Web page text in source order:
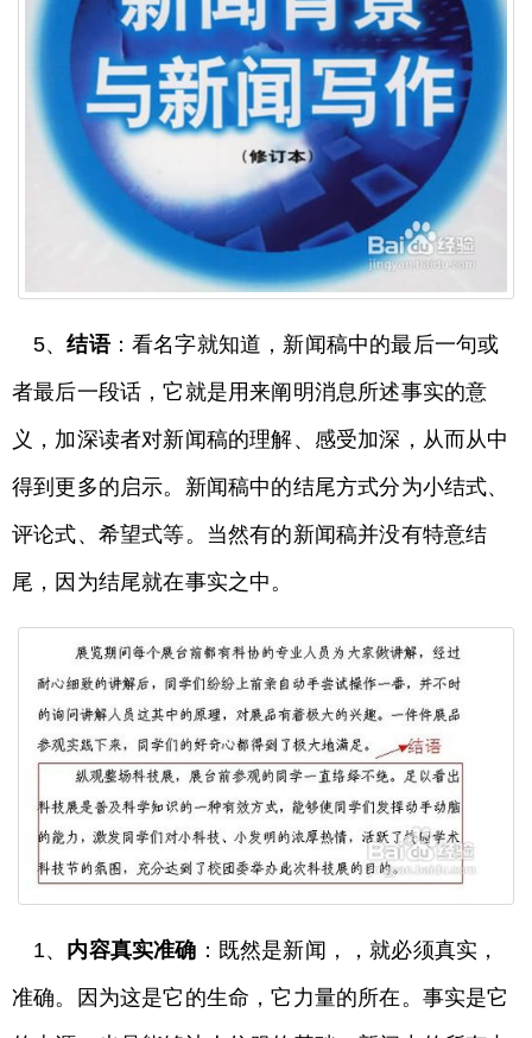
5、结语：看名字就知道，新闻稿中的最后一句或
者最后一段话，它就是用来阐明消息所述事实的意
义，加深读者对新闻稿的理解、感受加深，从而从中
得到更多的启示。新闻稿中的结尾方式分为小结式、
评论式、希望式等。当然有的新闻稿并没有特意结
尾，因为结尾就在事实之中。
1、 内容真实准确 ：既然是新闻，，就必须真实，
准确。因为这是它的生命，它力量的所在。事实是它